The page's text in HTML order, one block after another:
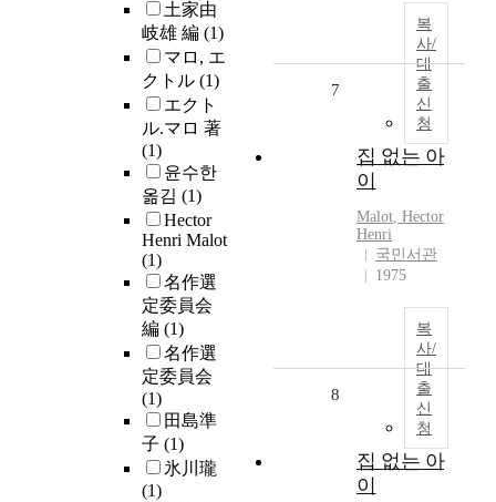
土家由
岐雄 編 (1)
マロ, エ
クトル (1)
エクト
ル.マロ 著
(1)
윤수한
옮김 (1)
Hector
Henri Malot
(1)
名作選
定委員会
編 (1)
名作選
定委員会
(1)
田島準
子 (1)
氷川瓏
(1)
복
사/
대
출
신
청
7
집 없는 아
이
Malot, Hector
Henri
국민서관
1975
복
사/
대
출
신
청
8
집 없는 아
이